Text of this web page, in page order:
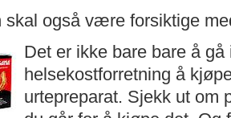
skal også være forsiktige
Det er ikke bare bare å gå
helsekostforretning å
urtepreparat. Sjekk ut om